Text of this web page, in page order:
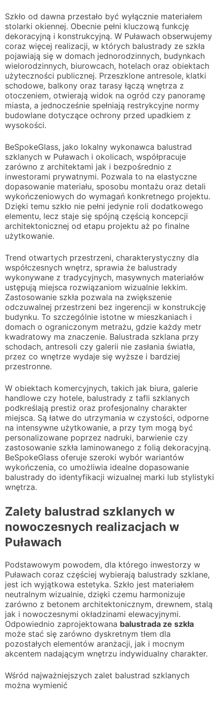
Szkło od dawna przestało być wyłącznie materiałem
stolarki okiennej. Obecnie pełni kluczową funkcję
dekoracyjną i konstrukcyjną. W Puławach obserwujemy
coraz więcej realizacji, w których balustrady ze szkła
pojawiają się w domach jednorodzinnych, budynkach
wielorodzinnych, biurowcach, hotelach oraz obiektach
użyteczności publicznej. Przeszklone antresole, klatki
schodowe, balkony oraz tarasy łączą wnętrza z
otoczeniem, otwierają widok na ogród czy panoramę
miasta, a jednocześnie spełniają restrykcyjne normy
budowlane dotyczące ochrony przed upadkiem z
wysokości.
BeSpokeGlass, jako lokalny wykonawca balustrad
szklanych w Puławach i okolicach, współpracuje
zarówno z architektami jak i bezpośrednio z
inwestorami prywatnymi. Pozwala to na elastyczne
dopasowanie materiału, sposobu montażu oraz detali
wykończeniowych do wymagań konkretnego projektu.
Dzięki temu szkło nie pełni jedynie roli dodatkowego
elementu, lecz staje się spójną częścią koncepcji
architektonicznej od etapu projektu aż po finalne
użytkowanie.
Trend otwartych przestrzeni, charakterystyczny dla
współczesnych wnętrz, sprawia że balustrady
wykonywane z tradycyjnych, masywnych materiałów
ustępują miejsca rozwiązaniom wizualnie lekkim.
Zastosowanie szkła pozwala na zwiększenie
odczuwalnej przestrzeni bez ingerencji w konstrukcję
budynku. To szczególnie istotne w mieszkaniach i
domach o ograniczonym metrażu, gdzie każdy metr
kwadratowy ma znaczenie. Balustrada szklana przy
schodach, antresoli czy galerii nie zasłania światła,
przez co wnętrze wydaje się wyższe i bardziej
przestronne.
W obiektach komercyjnych, takich jak biura, galerie
handlowe czy hotele, balustrady z tafli szklanych
podkreślają prestiż oraz profesjonalny charakter
miejsca. Są łatwe do utrzymania w czystości, odporne
na intensywne użytkowanie, a przy tym mogą być
personalizowane poprzez nadruki, barwienie czy
zastosowanie szkła laminowanego z folią dekoracyjną.
BeSpokeGlass oferuje szeroki wybór wariantów
wykończenia, co umożliwia idealne dopasowanie
balustrady do identyfikacji wizualnej marki lub stylistyki
wnętrza.
Zalety balustrad szklanych w
nowoczesnych realizacjach w
Puławach
Podstawowym powodem, dla którego inwestorzy w
Puławach coraz częściej wybierają balustrady szklane,
jest ich wyjątkowa estetyka. Szkło jest materiałem
neutralnym wizualnie, dzięki czemu harmonizuje
zarówno z betonem architektonicznym, drewnem, stalą
jak i nowoczesnymi okładzinami elewacyjnymi.
Odpowiednio zaprojektowana balustrada ze szkła
może stać się zarówno dyskretnym tłem dla
pozostałych elementów aranżacji, jak i mocnym
akcentem nadającym wnętrzu indywidualny charakter.
Wśród najważniejszych zalet balustrad szklanych
można wymienić